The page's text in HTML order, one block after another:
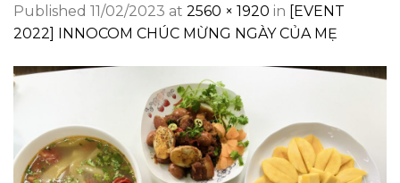
Published 11/02/2023 at 2560 × 1920 in [EVENT
2022] INNOCOM CHÚC MỪNG NGÀY CỦA MẸ